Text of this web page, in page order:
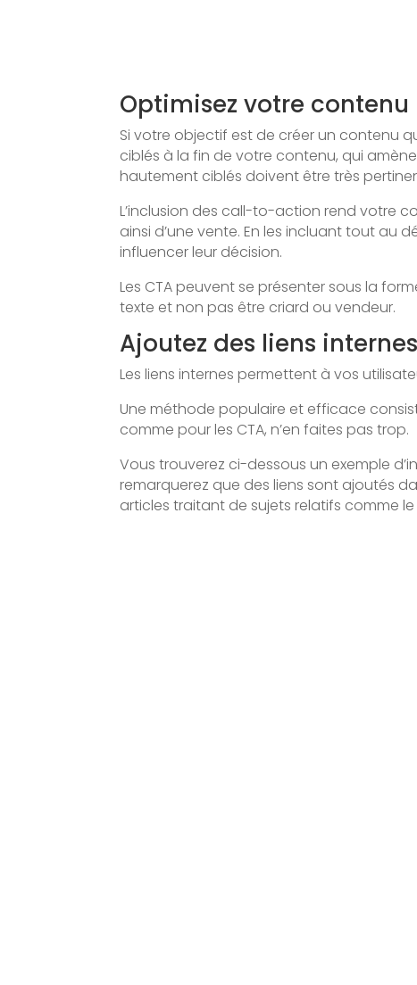
Optimisez votre
Si votre objectif est de créer un contenu
ciblés à la fin de votre contenu, qui
hautement ciblés doivent être très
L’inclusion des call-to-action rend votre
ainsi d’une vente. En les incluant tout au
influencer leur décision.
Les CTA peuvent se présenter sous la
texte et non pas être criard ou vendeur.
Ajoutez des liens internes
Les liens internes permettent à vos
Une méthode populaire et efficace
comme pour les CTA, n’en faites pas trop.
Vous trouverez ci-dessous un exemple
remarquerez que des liens sont ajoutés
articles traitant de sujets relatifs comme